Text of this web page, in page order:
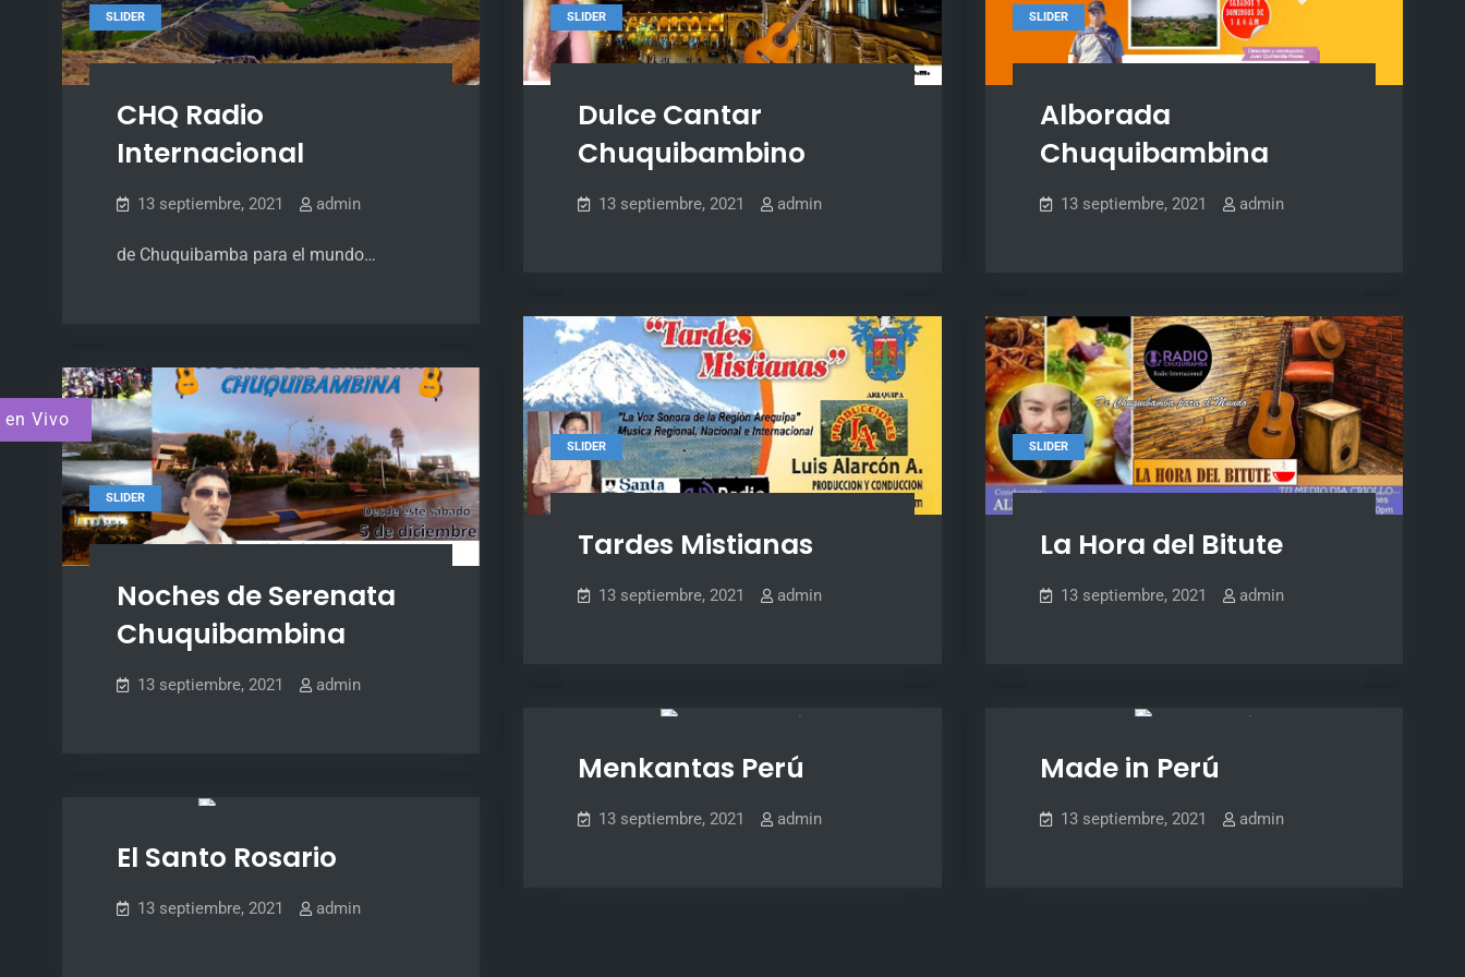
SLIDER
CHQ Radio
Internacional
13 septiembre, 2021 admin
de Chuquibamba para el mundo…
SLIDER
Dulce Cantar
Chuquibambino
13 septiembre, 2021 admin
SLIDER
Alborada
Chuquibambina
13 septiembre, 2021 admin
SLIDER
Tardes Mistianas
13 septiembre, 2021 admin
SLIDER
La Hora del Bitute
13 septiembre, 2021 admin
SLIDER
Noches de Serenata
Chuquibambina
13 septiembre, 2021 admin
Menkantas Perú
13 septiembre, 2021 admin
Made in Perú
13 septiembre, 2021 admin
El Santo Rosario
13 septiembre, 2021 admin
en Vivo